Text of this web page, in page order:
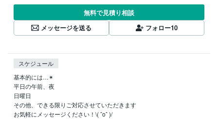
無料で見積り相談
メッセージを送る
フォロー10
スケジュール
基本的には…✴︎
平日の午前、夜
日曜日
その他、できる限りご対応させていただきます
お気軽にメッセージください！\( ˆoˆ )/